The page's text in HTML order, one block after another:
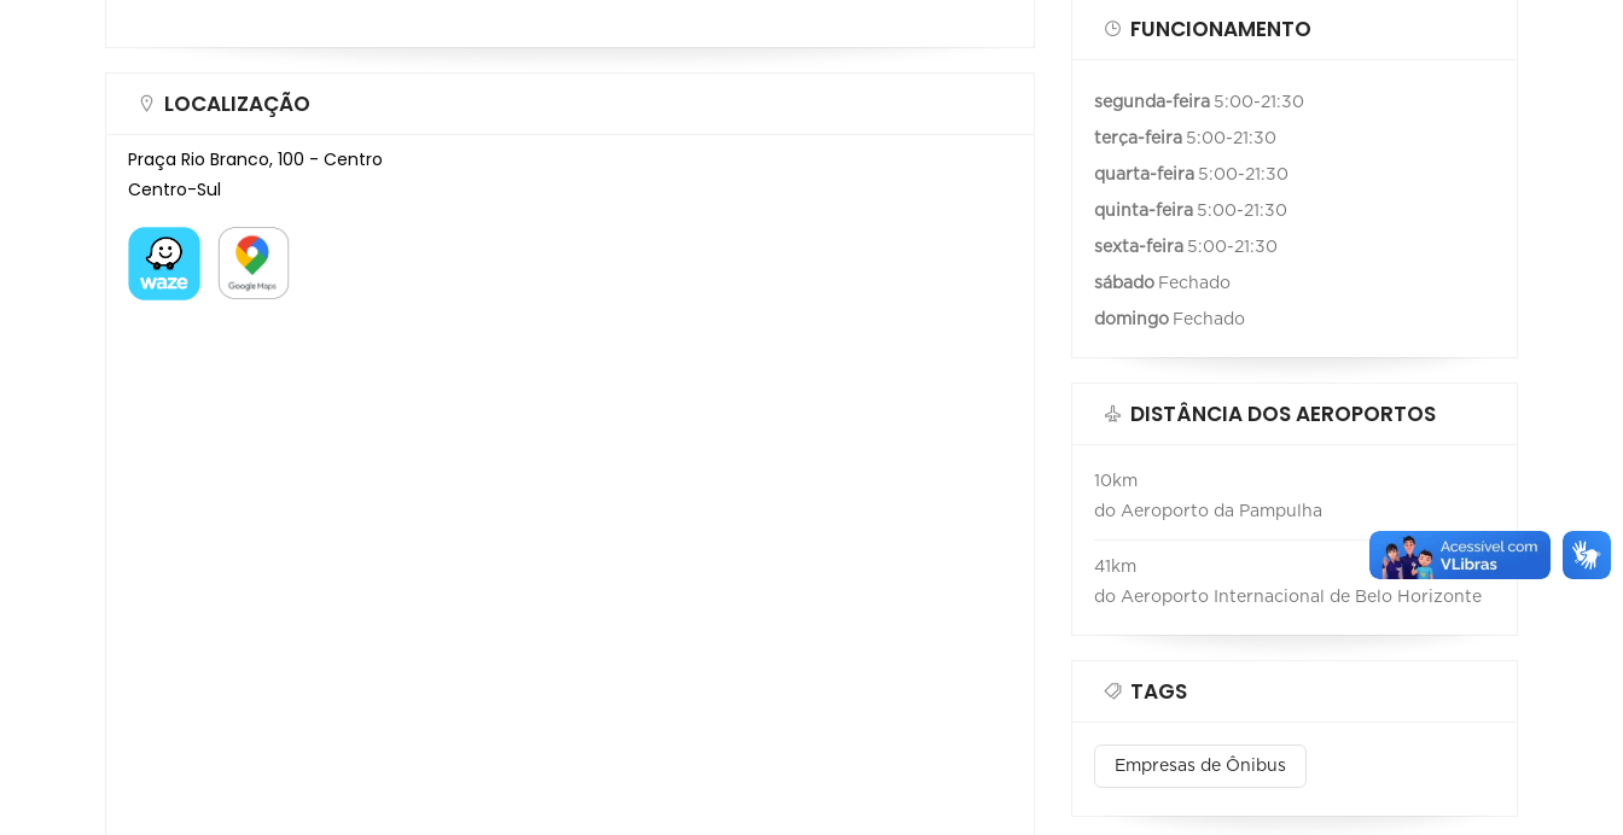
LOCALIZAÇÃO
Praça Rio Branco, 100 - Centro
Centro-Sul
FUNCIONAMENTO
segunda-feira 5:00-21:30
terça-feira 5:00-21:30
quarta-feira 5:00-21:30
quinta-feira 5:00-21:30
sexta-feira 5:00-21:30
sábado Fechado
domingo Fechado
DISTÂNCIA DOS AEROPORTOS
10km
do Aeroporto da Pampulha
41km
do Aeroporto Internacional de Belo Horizonte
TAGS
Empresas de Ônibus